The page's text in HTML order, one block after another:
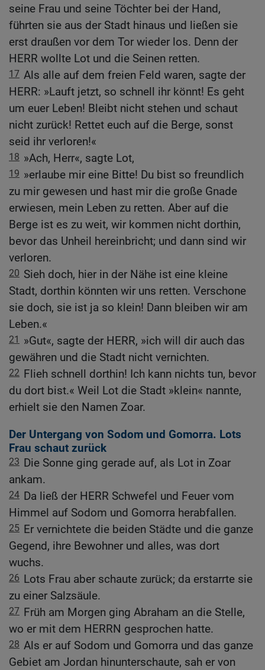
seine Frau und seine Töchter bei der Hand,
führten sie aus der Stadt hinaus und ließen sie
erst draußen vor dem Tor wieder los. Denn der
HERR wollte Lot und die Seinen retten.
17 Als alle auf dem freien Feld waren, sagte der
HERR: »Lauft jetzt, so schnell ihr könnt! Es geht
um euer Leben! Bleibt nicht stehen und schaut
nicht zurück! Rettet euch auf die Berge, sonst
seid ihr verloren!«
18 »Ach, Herr«, sagte Lot,
19 »erlaube mir eine Bitte! Du bist so freundlich
zu mir gewesen und hast mir die große Gnade
erwiesen, mein Leben zu retten. Aber auf die
Berge ist es zu weit, wir kommen nicht dorthin,
bevor das Unheil hereinbricht; und dann sind wir
verloren.
20 Sieh doch, hier in der Nähe ist eine kleine
Stadt, dorthin könnten wir uns retten. Verschone
sie doch, sie ist ja so klein! Dann bleiben wir am
Leben.«
21
»Gut«, sagte der HERR, »ich will dir auch das
gewähren und die Stadt nicht vernichten.
22 Flieh schnell dorthin! Ich kann nichts tun, bevor
du dort bist.« Weil Lot die Stadt »klein« nannte,
erhielt sie den Namen Zoar.
Der Untergang von Sodom und Gomorra. Lots
Frau schaut zurück
23 Die Sonne ging gerade auf, als Lot in Zoar
ankam.
24 Da ließ der HERR Schwefel und Feuer vom
Himmel auf Sodom und Gomorra herabfallen.
25 Er vernichtete die beiden Städte und die ganze
Gegend, ihre Bewohner und alles, was dort
wuchs.
26 Lots Frau aber schaute zurück; da erstarrte sie
zu einer Salzsäule.
27 Früh am Morgen ging Abraham an die Stelle,
wo er mit dem HERRN gesprochen hatte.
28 Als er auf Sodom und Gomorra und das ganze
Gebiet am Jordan hinunterschaute, sah er von